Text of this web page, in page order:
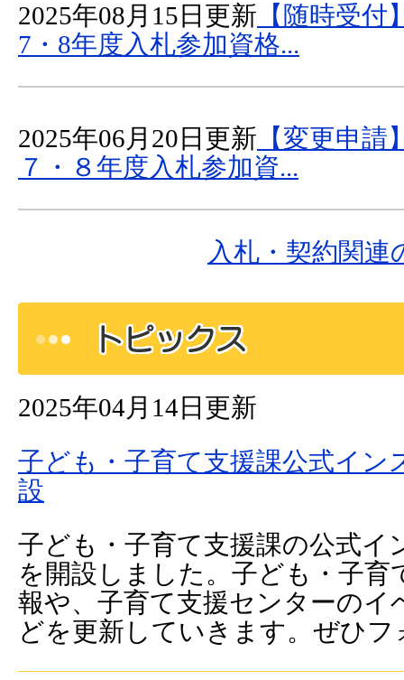
2025年08月15日更新 【随時受付
7・8年度入札参加資格...
2025年06月20日更新 【変更申請
７・８年度入札参加資...
入札・契約関連
2025年04月14日更新
子ども・子育て支援課公式イン
設
子ども・子育て支援課の公式イ
を開設しました。子ども・子育
報や、子育て支援センターのイ
どを更新していきます。ぜひフ